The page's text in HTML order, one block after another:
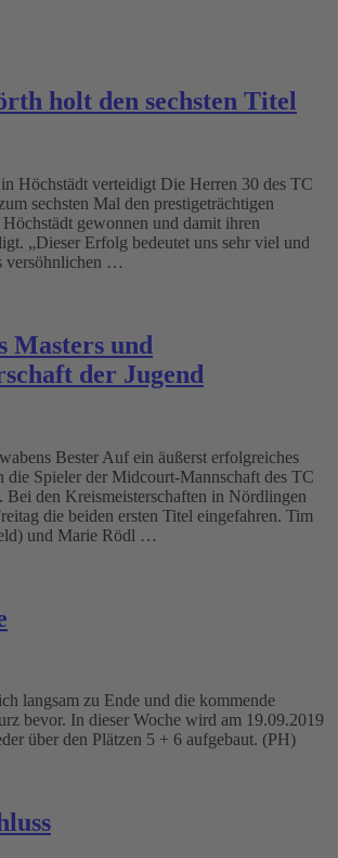
holt den sechsten Titel
Höchstädt verteidigt Die Herren 30 des TC
sechsten Mal den prestigeträchtigen
gewonnen und damit ihren
„Dieser Erfolg bedeutet uns sehr viel und
versöhnlichen …
Masters und
der Jugend
Bester Auf ein äußerst erfolgreiches
die Spieler der Midcourt-Mannschaft des TC
den Kreismeisterschaften in Nördlingen
die beiden ersten Titel eingefahren. Tim
und Marie Rödl …
langsam zu Ende und die kommende
bevor. In dieser Woche wird am 19.09.2019
über den Plätzen 5 + 6 aufgebaut. (PH)